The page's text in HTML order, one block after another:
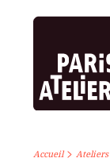
Accueil> Ateliers